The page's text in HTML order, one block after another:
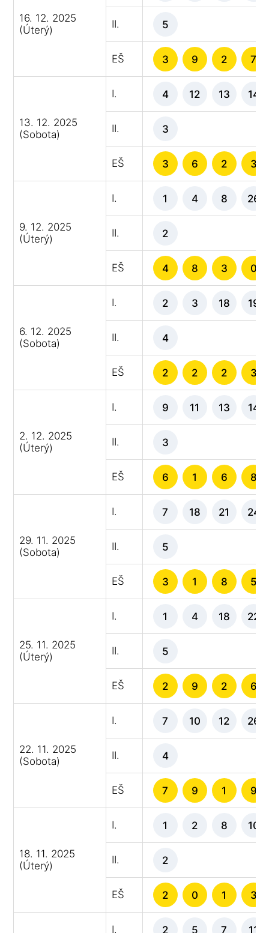
16. 12. 2025
(Úterý)
II. 5
EŠ 3 9 2 7
13. 12. 2025
(Sobota)
I. 4 12 13 14
II. 3
EŠ 3 6 2 3
9. 12. 2025
(Úterý)
I. 1 4 8 26
II. 2
EŠ 4 8 3 0
6. 12. 2025
(Sobota)
I. 2 3 18 19
II. 4
EŠ 2 2 2 3
2. 12. 2025
(Úterý)
I. 9 11 13 14
II. 3
EŠ 6 1 6 8
29. 11. 2025
(Sobota)
I. 7 18 21 24
II. 5
EŠ 3 1 8 5
25. 11. 2025
(Úterý)
I. 1 4 18 22
II. 5
EŠ 2 9 2 6
22. 11. 2025
(Sobota)
I. 7 10 12 26
II. 4
EŠ 7 9 1 9
18. 11. 2025
(Úterý)
I. 1 2 8 10
II. 2
EŠ 2 0 1 3
I. 2 5 7 11